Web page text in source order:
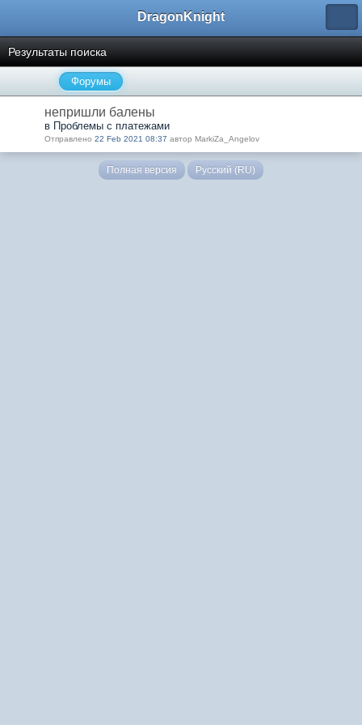
DragonKnight
Результаты поиска
Форумы
непришли балены
в Проблемы с платежами
Отправлено 22 Feb 2021 08:37 автор MarkiZa_Angelov
Полная версия Русский (RU)